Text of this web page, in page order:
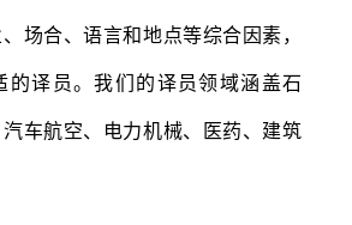
场合、语言和地点等综合因素，
的译员。我们的译员领域涵盖石
车航空、电力机械、医药、建筑